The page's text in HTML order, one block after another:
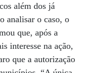
além dos já
analisar o caso, o
que, após a
interesse na ação,
que a autorização